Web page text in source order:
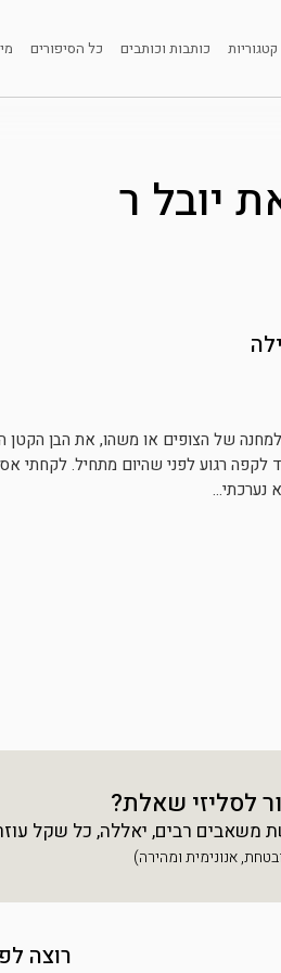
קטגוריות כותבות וכותבים כל הסיפורים
יובל ר
של הצופים או משהו, את הבן
לקפה רגוע לפני שהיום מתחיל. לקחתי
נערכתי...
לסליזי שאלת?
משאבים רבים, יאללה, כל שקל עוזר
רוצה